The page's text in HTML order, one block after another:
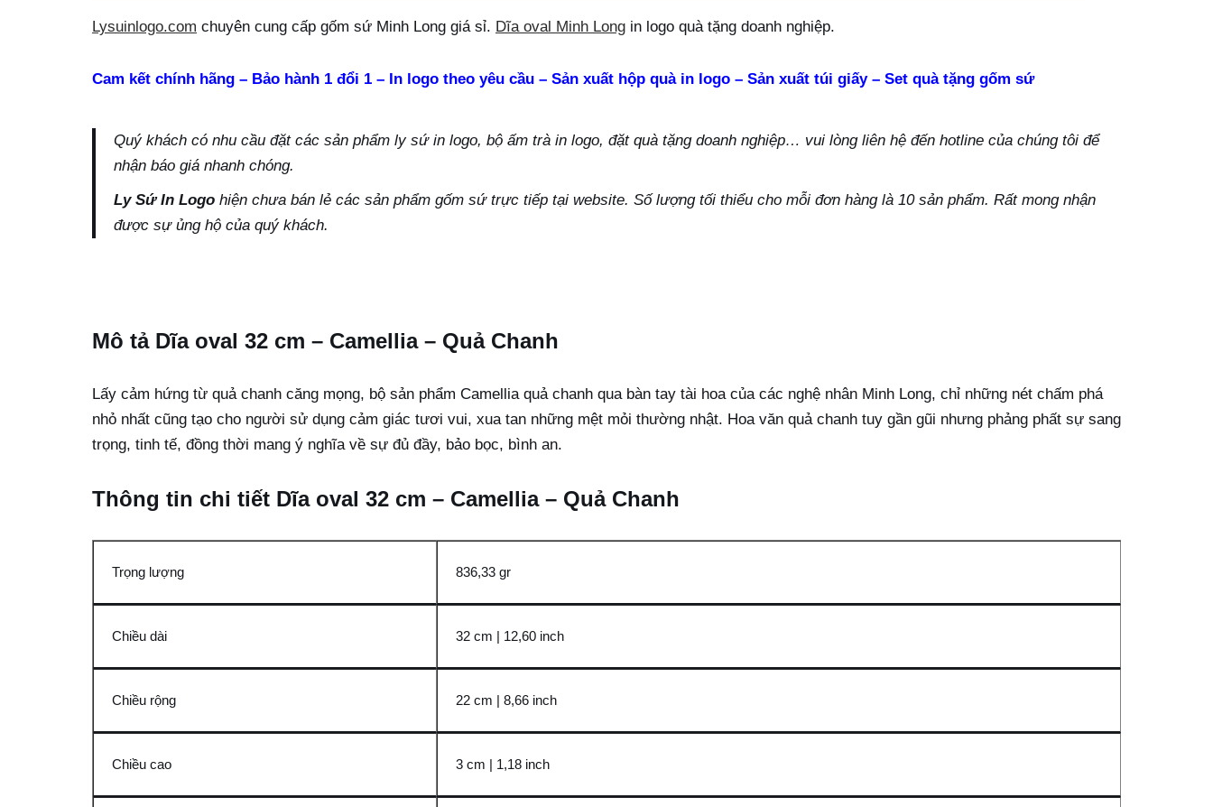
Lysuinlogo.com chuyên cung cấp gốm sứ Minh Long giá sỉ. Dĩa oval Minh Long in logo quà tặng doanh nghiệp.
Cam kết chính hãng – Bảo hành 1 đổi 1 – In logo theo yêu cầu – Sản xuất hộp quà in logo – Sản xuất túi giấy – Set quà tặng gốm sứ
Quý khách có nhu cầu đặt các sản phẩm ly sứ in logo, bộ ấm trà in logo, đặt quà tặng doanh nghiệp… vui lòng liên hệ đến hotline của chúng tôi để
nhận báo giá nhanh chóng.
Ly Sứ In Logo hiện chưa bán lẻ các sản phẩm gốm sứ trực tiếp tại website. Số lượng tối thiểu cho mỗi đơn hàng là 10 sản phẩm. Rất mong nhận
được sự ủng hộ của quý khách.
Mô tả Dĩa oval 32 cm – Camellia – Quả Chanh
Lấy cảm hứng từ quả chanh căng mọng, bộ sản phẩm Camellia quả chanh qua bàn tay tài hoa của các nghệ nhân Minh Long, chỉ những nét chấm phá
nhỏ nhất cũng tạo cho người sử dụng cảm giác tươi vui, xua tan những mệt mỏi thường nhật. Hoa văn quả chanh tuy gần gũi nhưng phảng phất sự sang
trọng, tinh tế, đồng thời mang ý nghĩa về sự đủ đầy, bảo bọc, bình an.
Thông tin chi tiết Dĩa oval 32 cm – Camellia – Quả Chanh
Trọng lượng 836,33 gr
Chiều dài 32 cm | 12,60 inch
Chiều rộng 22 cm | 8,66 inch
Chiều cao 3 cm | 1,18 inch